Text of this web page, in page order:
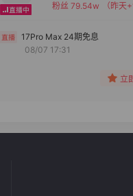
备注
分组
粉丝 79.54w
（昨天
17Pro Max 24期免息
08/07 17:31
立